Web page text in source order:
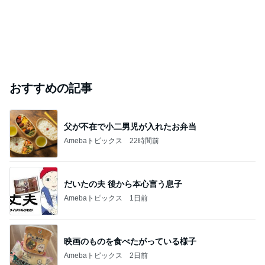
おすすめの記事
父が不在で小二男児が入れたお弁当
Amebaトピックス 22時間前
だいたの夫 後から本心言う息子
Amebaトピックス 1日前
映画のものを食べたがっている様子
Amebaトピックス 2日前